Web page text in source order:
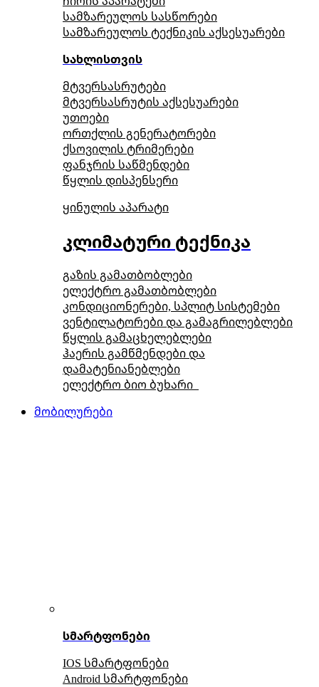
სამზარეულოს სასწორები
სამზარეულოს ტექნიკის აქსესუარები
სახლისთვის
მტვერსასრუტები
მტვერსასრუტის აქსესუარები
უთოები
ორთქლის გენერატორები
ქსოვილის ტრიმერები
ფანჯრის საწმენდები
წყლის დისპენსერი
ყინულის აპარატი
კლიმატური ტექნიკა
გაზის გამათბობლები
ელექტრო გამათბობლები
კონდიციონერები, სპლიტ სისტემები
ვენტილატორები და გამაგრილებლები
წყლის გამაცხელებლები
ჰაერის გამწმენდები და
დამატენიანებლები
ელექტრო ბიო ბუხარი
მობილურები
სმარტფონები
IOS სმარტფონები
Android სმარტფონები